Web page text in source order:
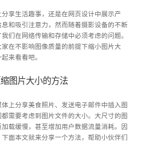
享生活趣事，还是在网页设计中展示产
和吸引注意力，然而随着摄影设备的不断
们在网络传输和存储中必须考虑的问题。
在不影响图像质量的前提下缩小图片大
来看看吧。
图片大小的方法
上分享美食照片、发送电子邮件中插入图
需要考虑到图片文件的大小。大尺寸的图
载缓慢，甚至增加用户数据流量消耗。因
面本文就来分享一个方法，帮助小伙伴们